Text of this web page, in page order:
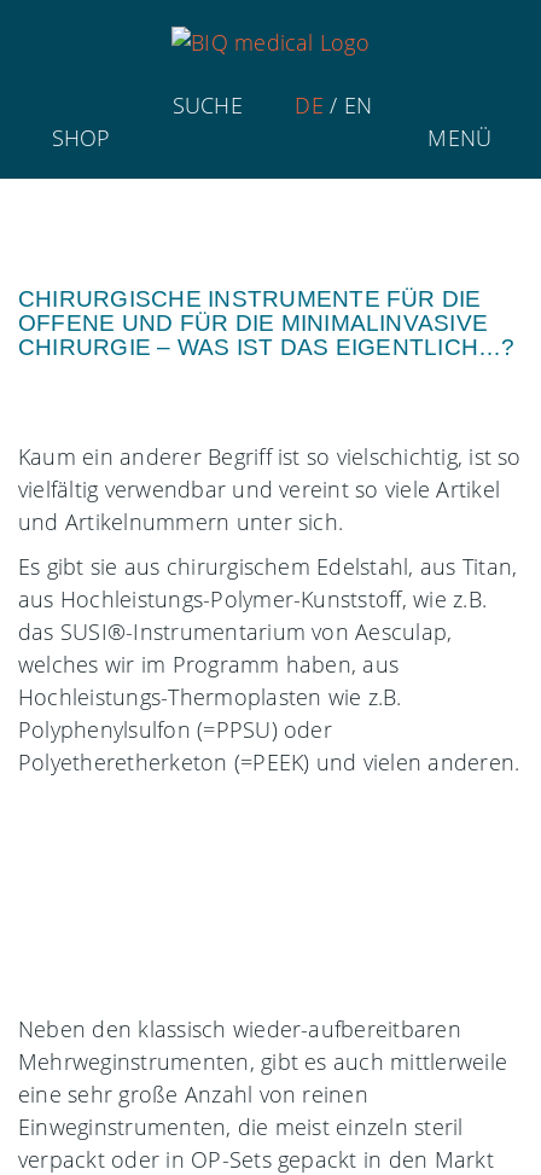
MENÜ
DE / EN
SUCHE
SHOP
CHIRURGISCHE INSTRUMENTE FÜR DIE
OFFENE UND FÜR DIE MINIMALINVASIVE
CHIRURGIE – WAS IST DAS EIGENTLICH…?
Kaum ein anderer Begriff ist so vielschichtig, ist so
vielfältig verwendbar und vereint so viele Artikel
und Artikelnummern unter sich.
Es gibt sie aus chirurgischem Edelstahl, aus Titan,
aus Hochleistungs-Polymer-Kunststoff, wie z.B.
das SUSI®-Instrumentarium von Aesculap,
welches wir im Programm haben, aus
Hochleistungs-Thermoplasten wie z.B.
Polyphenylsulfon (=PPSU) oder
Polyetheretherketon (=PEEK) und vielen anderen.
Neben den klassisch wieder-aufbereitbaren
Mehrweginstrumenten, gibt es auch mittlerweile
eine sehr große Anzahl von reinen
Einweginstrumenten, die meist einzeln steril
verpackt oder in OP-Sets gepackt in den Markt